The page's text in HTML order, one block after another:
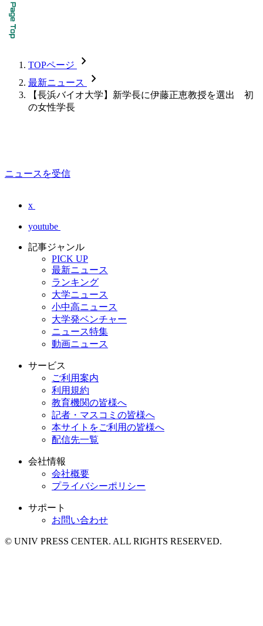
TOPページ chevron_forward
最新ニュース chevron_forward
【長浜バイオ大学】新学長に伊藤正恵教授を選出 初
の女性学長
ニュースを受信
x
youtube
記事ジャンル
PICK UP
最新ニュース
ランキング
大学ニュース
小中高ニュース
大学発ベンチャー
ニュース特集
動画ニュース
サービス
ご利用案内
利用規約
教育機関の皆様へ
記者・マスコミの皆様へ
本サイトをご利用の皆様へ
配信先一覧
会社情報
会社概要
プライバシーポリシー
サポート
お問い合わせ
© UNIV PRESS CENTER. ALL RIGHTS RESERVED.